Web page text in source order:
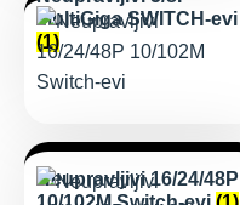
MultiGiga SWITCH-evi
(1)
Neupravljivi 16/24/48P